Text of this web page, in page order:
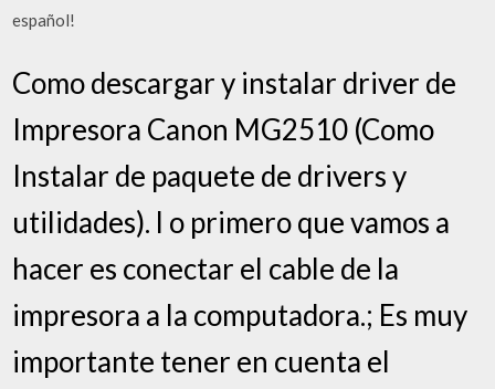
español!
Como descargar y instalar driver de
Impresora Canon MG2510 (Como
Instalar de paquete de drivers y
utilidades). l o primero que vamos a
hacer es conectar el cable de la
impresora a la computadora.; Es muy
importante tener en cuenta el